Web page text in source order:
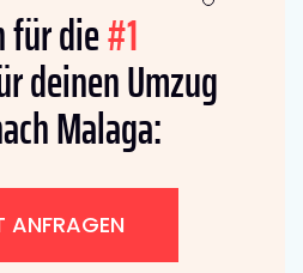
für die#1
deinen Umzug
Malaga:
ANFRAGEN